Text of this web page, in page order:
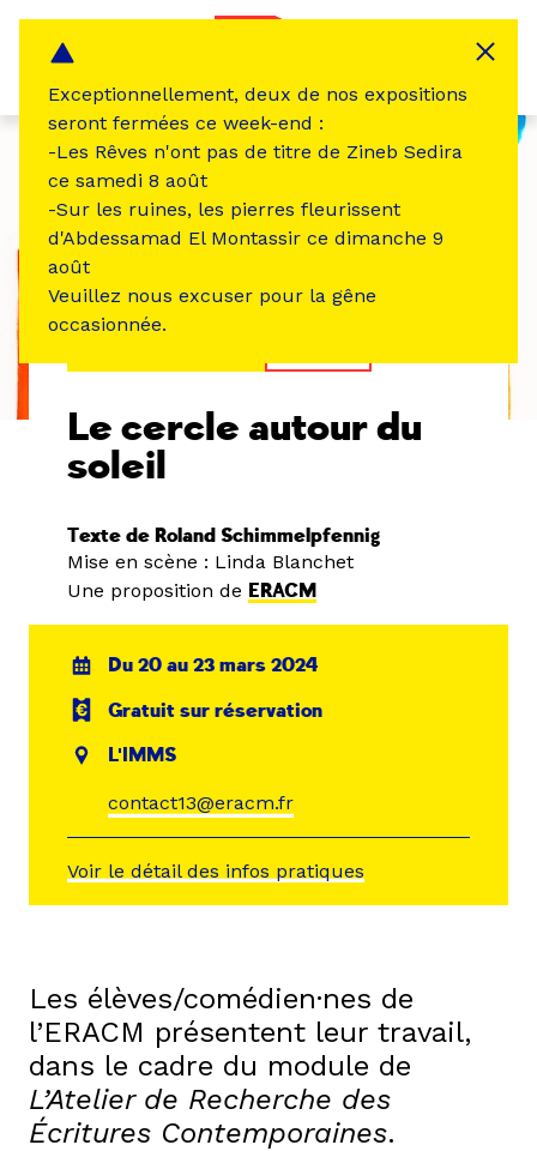
Le cercle autour du
soleil
Texte de Roland Schimmelpfennig
Mise en scène : Linda Blanchet
Une proposition de ERACM
Du 20 au 23 mars 2024
Gratuit sur réservation
L'IMMS
contact13@eracm.fr
Voir le détail des infos pratiques
Les élèves/comédien·nes de
l’ERACM présentent leur travail,
dans le cadre du module de
L’Atelier de Recherche des
Écritures Contemporaines.
Exceptionnellement, deux de nos expositions
seront fermées ce week-end :
-Les Rêves n'ont pas de titre de Zineb Sedira
ce samedi 8 août
-Sur les ruines, les pierres fleurissent
d'Abdessamad El Montassir ce dimanche 9
août
Veuillez nous excuser pour la gêne
occasionnée.
Panneau de gestion des cookies